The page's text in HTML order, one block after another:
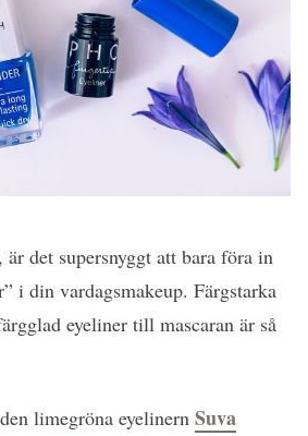
det supersnyggt att bara föra in
i din vardagsmakeup. Färgstarka
eyeliner till mascaran är så
limegröna eyelinern Suva